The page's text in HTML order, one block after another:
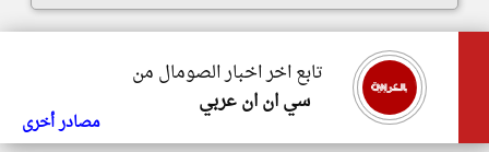
تابع اخر اخبار الصومال من
سي ان ان عربي
مصادر أخرى